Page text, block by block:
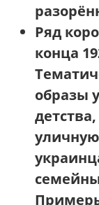
Ряд
конца
образы